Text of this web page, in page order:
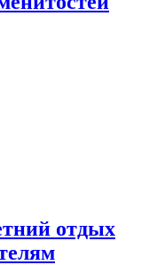
отдых